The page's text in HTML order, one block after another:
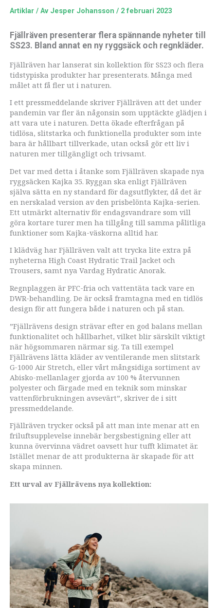
Artiklar / Av Jesper Johansson / 2 februari 2023
Fjällräven presenterar flera spännande nyheter till
SS23. Bland annat en ny ryggsäck och regnkläder.
Fjällräven har lanserat sin kollektion för SS23 och flera
tidstypiska produkter har presenterats. Många med
målet att få fler ut i naturen.
I ett pressmeddelande skriver Fjällräven att det under
pandemin var fler än någonsin som upptäckte glädjen i
att vara ute i naturen. Detta ökade efterfrågan på
tidlösa, slitstarka och funktionella produkter som inte
bara är hållbart tillverkade, utan också gör ett liv i
naturen mer tillgängligt och trivsamt.
Det var med detta i åtanke som Fjällräven skapade nya
ryggsäcken Kajka 35. Ryggan ska enligt Fjällräven
själva sätta en ny standard för dagsutflykter, då det är
en nerskalad version av den prisbelönta Kajka-serien.
Ett utmärkt alternativ för endagsvandrare som vill
göra kortare turer men ha tillgång till samma pålitliga
funktioner som Kajka-väskorna alltid har.
I klädväg har Fjällräven valt att trycka lite extra på
nyheterna High Coast Hydratic Trail Jacket och
Trousers, samt nya Vardag Hydratic Anorak.
Regnplaggen är PFC-fria och vattentäta tack vare en
DWR-behandling. De är också framtagna med en tidlös
design för att fungera både i naturen och på stan.
”Fjällrävens design strävar efter en god balans mellan
funktionalitet och hållbarhet, vilket blir särskilt viktigt
när högsommaren närmar sig. Ta till exempel
Fjällrävens lätta kläder av ventilerande men slitstark
G-1000 Air Stretch, eller vårt mångsidiga sortiment av
Abisko-mellanlager gjorda av 100 % återvunnen
polyester och färgade med en teknik som minskar
vattenförbrukningen avsevärt”, skriver de i sitt
pressmeddelande.
Fjällräven trycker också på att man inte menar att en
friluftsupplevelse innebär bergsbestigning eller att
kunna övervinna vädret oavsett hur tufft klimatet är.
Istället menar de att produkterna är skapade för att
skapa minnen.
Ett urval av Fjällrävens nya kollektion: